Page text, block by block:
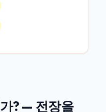
? — 전장을